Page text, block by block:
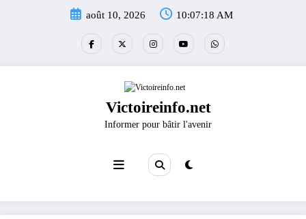
août 10, 2026 10:07:19 AM
Victoireinfo.net
Informer pour bâtir l'avenir